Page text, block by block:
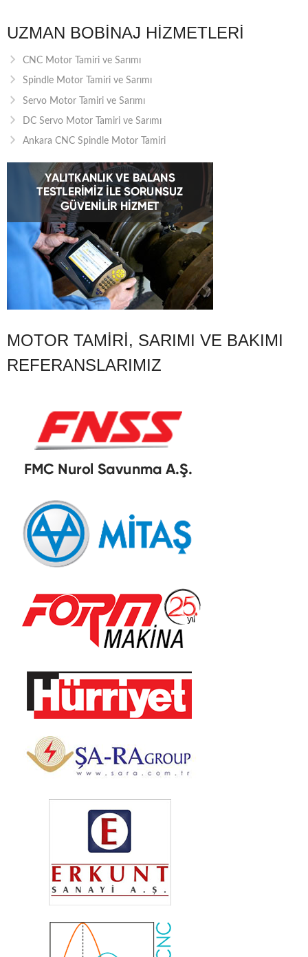
UZMAN BOBINAJ HIZMETLERI
CNC Motor Tamiri ve Sarımı
Spindle Motor Tamiri ve Sarımı
Servo Motor Tamiri ve Sarımı
DC Servo Motor Tamiri ve Sarımı
Ankara CNC Spindle Motor Tamiri
MOTOR TAMIRI, SARIMI VE BAKIMI
REFERANSLARIMIZ